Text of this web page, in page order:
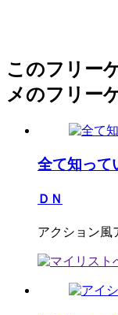
このフリー
メのフリー
全て知って
ＤＮ
アクション風